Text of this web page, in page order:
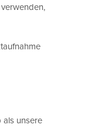
als unsere